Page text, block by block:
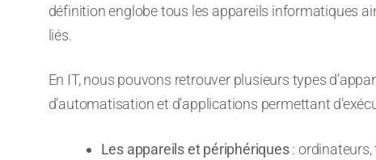
définition englobe tous les appareils informatiques
liés.
En IT, nous pouvons retrouver plusieurs types
d’automatisation et d’applications permettant
Les appareils et périphériques: ordinateurs,